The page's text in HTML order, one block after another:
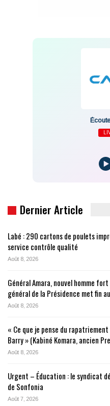
Dernier Article
Labé : 290 cartons de poulets
service contrôle qualité
Août 8, 2026
Général Amara, nouvel homme
général de la Présidence met fin
Août 8, 2026
« Ce que je pense du rapatriement
Barry » (Kabiné Komara, ancien
Août 8, 2026
Urgent – Éducation : le syndicat
de Sonfonia
Août 7, 2026